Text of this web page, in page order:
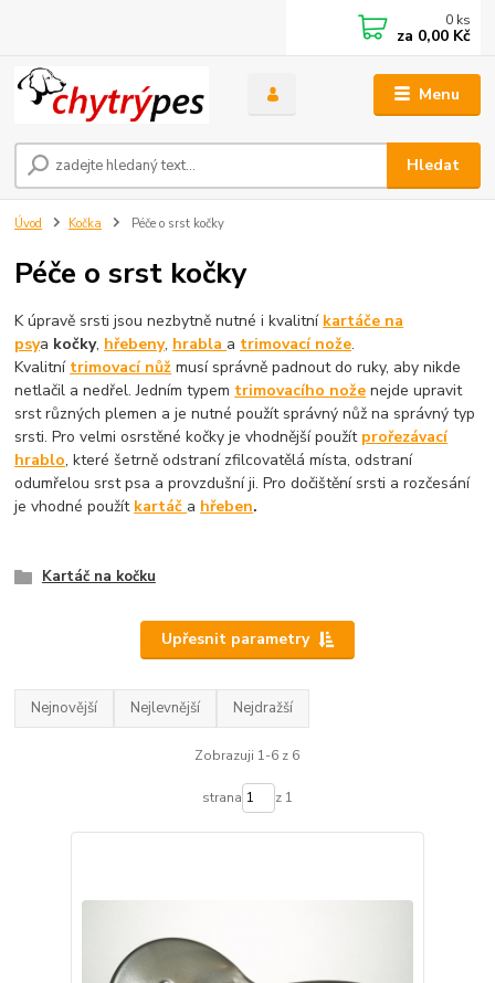
Menu
Hledat
0 ks
za 0,00 Kč
Úvod Kočka Péče o srst kočky
Péče o srst kočky
K úpravě srsti jsou nezbytně nutné i kvalitní kartáče na
psya kočky, hřebeny, hrabla a trimovací nože.
Kvalitní trimovací nůž musí správně padnout do ruky, aby nikde
netlačil a nedřel. Jedním typem trimovacího nože nejde upravit
srst různých plemen a je nutné použít správný nůž na správný typ
srsti. Pro velmi osrstěné kočky je vhodnější použít prořezávací
hrablo, které šetrně odstraní zfilcovatělá místa, odstraní
odumřelou srst psa a provzdušní ji. Pro dočištění srsti a rozčesání
je vhodné použít kartáč a hřeben.
Kartáč na kočku
Upřesnit parametry
Nejnovější Nejlevnější Nejdražší
Zobrazuji 1-6 z 6
strana z 1